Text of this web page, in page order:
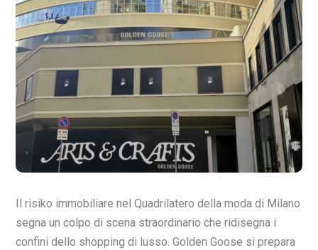
Il risiko immobiliare nel Quadrilatero della moda di Milano
segna un colpo di scena straordinario che ridisegna i
confini dello shopping di lusso. Golden Goose si prepara